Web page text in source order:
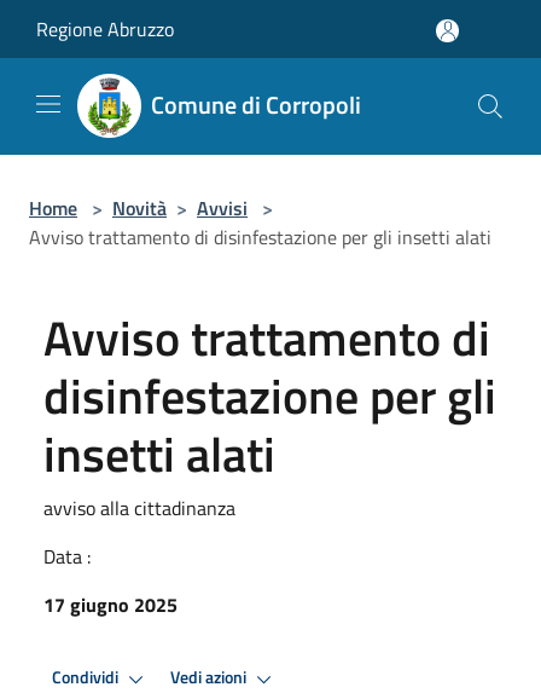
Regione Abruzzo
Comune di Corropoli
Home > Novità > Avvisi >
Avviso trattamento di disinfestazione per gli insetti alati
Avviso trattamento di
disinfestazione per gli
insetti alati
avviso alla cittadinanza
Data :
17 giugno 2025
Condividi Vedi azioni